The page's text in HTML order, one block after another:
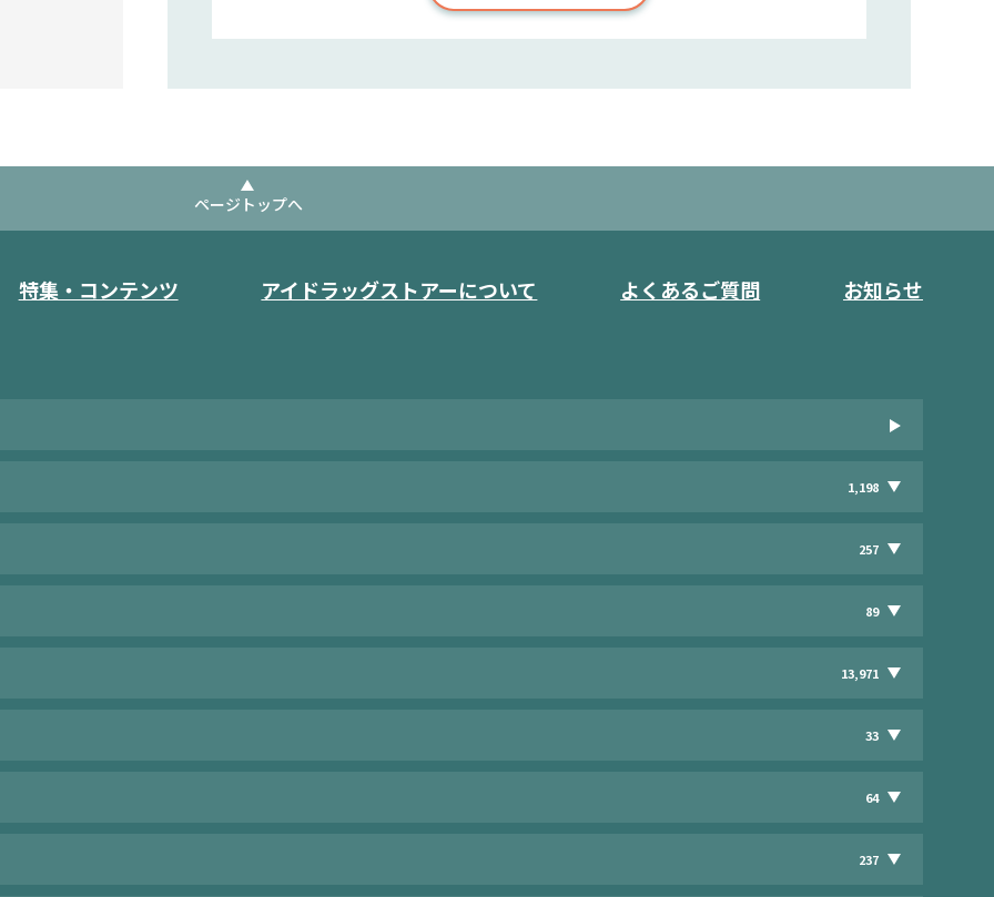
ページトップへ
特集・コンテンツ アイドラッグストアーについて よくあるご質問 お知らせ
1,198
257
89
13,971
33
64
237